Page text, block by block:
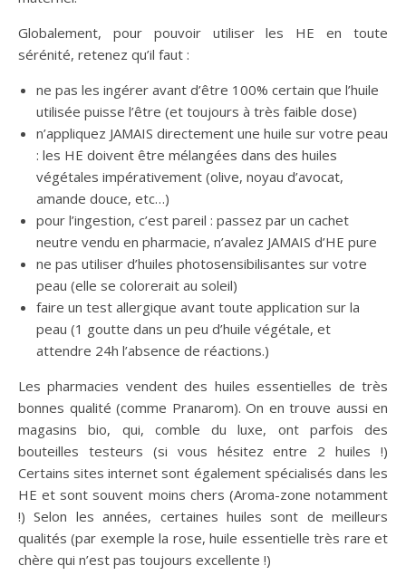
Globalement, pour pouvoir utiliser les HE en toute
sérénité, retenez qu’il faut :
ne pas les ingérer avant d’être 100% certain que l’huile
utilisée puisse l’être (et toujours à très faible dose)
n’appliquez JAMAIS directement une huile sur votre peau
: les HE doivent être mélangées dans des huiles
végétales impérativement (olive, noyau d’avocat,
amande douce, etc…)
pour l’ingestion, c’est pareil : passez par un cachet
neutre vendu en pharmacie, n’avalez JAMAIS d’HE pure
ne pas utiliser d’huiles photosensibilisantes sur votre
peau (elle se colorerait au soleil)
faire un test allergique avant toute application sur la
peau (1 goutte dans un peu d’huile végétale, et
attendre 24h l’absence de réactions.)
Les pharmacies vendent des huiles essentielles de très
bonnes qualité (comme Pranarom). On en trouve aussi en
magasins bio, qui, comble du luxe, ont parfois des
bouteilles testeurs (si vous hésitez entre 2 huiles !)
Certains sites internet sont également spécialisés dans les
HE et sont souvent moins chers (Aroma-zone notamment
!) Selon les années, certaines huiles sont de meilleurs
qualités (par exemple la rose, huile essentielle très rare et
chère qui n’est pas toujours excellente !)